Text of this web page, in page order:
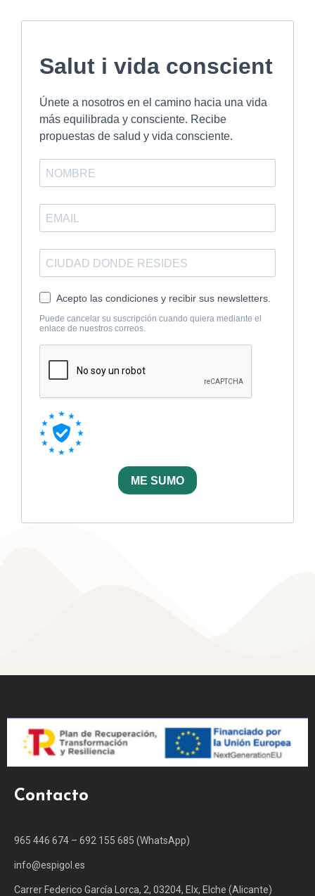
Contacto
965 446 674 – 692 155 685 (WhatsApp)
info@espigol.es
Carrer Federico García Lorca, 2, 03204, Elx, Elche (Alicante)